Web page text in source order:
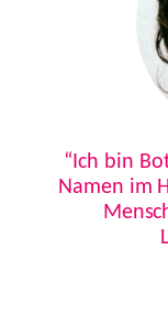
“Ich bin
Namen im